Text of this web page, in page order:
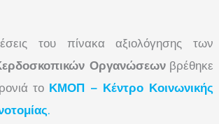
του πίνακα αξιολόγησης των
Οργανώσεωνβρέθηκε
το ΚΜΟΠ – Κέντρο Κοινωνικής
.